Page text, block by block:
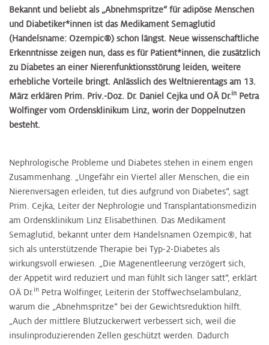
Bekannt und beliebt als „Abnehmspritze“ für adipöse Menschen
und Diabetiker*innen ist das Medikament Semaglutid
(Handelsname: Ozempic®) schon längst. Neue wissenschaftliche
Erkenntnisse zeigen nun, dass es für Patient*innen, die zusätzlich
zu Diabetes an einer Nierenfunktionsstörung leiden, weitere
erhebliche Vorteile bringt. Anlässlich des Weltnierentags am 13.
März erklären Prim. Priv.-Doz. Dr. Daniel Cejka und OÄ Dr.in Petra
Wolfinger vom Ordensklinikum Linz, worin der Doppelnutzen
besteht.
Nephrologische Probleme und Diabetes stehen in einem engen
Zusammenhang. „Ungefähr ein Viertel aller Menschen, die ein
Nierenversagen erleiden, tut dies aufgrund von Diabetes“, sagt
Prim. Cejka, Leiter der Nephrologie und Transplantationsmedizin
am Ordensklinikum Linz Elisabethinen. Das Medikament
Semaglutid, bekannt unter dem Handelsnamen Ozempic®, hat
sich als unterstützende Therapie bei Typ-2-Diabetes als
wirkungsvoll erwiesen. „Die Magenentleerung verzögert sich,
der Appetit wird reduziert und man fühlt sich länger satt“, erklärt
OÄ Dr.in Petra Wolfinger, Leiterin der Stoffwechselambulanz,
warum die „Abnehmspritze“ bei der Gewichtsreduktion hilft.
„Auch der mittlere Blutzuckerwert verbessert sich, weil die
insulinproduzierenden Zellen geschützt werden. Dadurch